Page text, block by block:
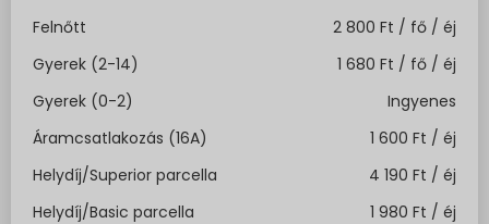
Felnőtt
2 800 Ft / fő / éj
Gyerek (2-14)
1 680 Ft / fő / éj
Gyerek (0-2)
Ingyenes
Áramcsatlakozás (16A)
1 600 Ft / éj
Helydíj/Superior parcella
4 190 Ft / éj
Helydíj/Basic parcella
1 980 Ft / éj